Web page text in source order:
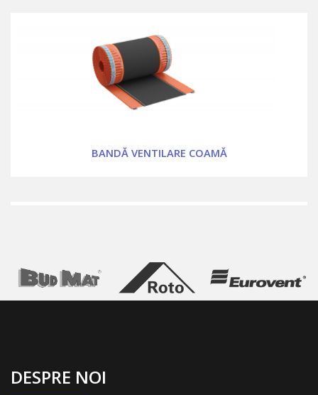
BANDĂ VENTILARE COAMĂ
DESPRE NOI